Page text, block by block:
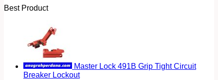
Best Product
Master Lock 491B Grip Tight Circuit
Breaker Lockout